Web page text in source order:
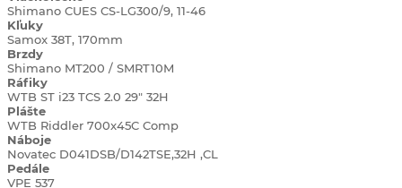
Shimano CUES CS-LG300/9, 11-46
Kľuky
Samox 38T, 170mm
Brzdy
Shimano MT200 / SMRT10M
Ráfiky
WTB ST i23 TCS 2.0 29" 32H
Plášte
WTB Riddler 700x45C Comp
Náboje
Novatec D041DSB/D142TSE,32H ,CL
Pedále
VPE 537